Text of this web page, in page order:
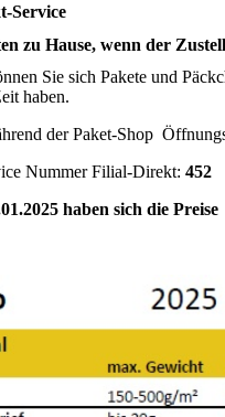
Service
zu Hause, wenn der
Sie sich Pakete und
haben.
der Paket-Shop
Nummer Filial-Direkt: 452
haben sich die